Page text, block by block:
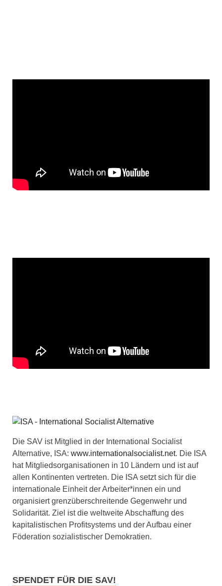
Die SAV ist Mitglied in der International Socialist
Alternative, ISA: www.internationalsocialist.net. Die ISA
hat Mitgliedsorganisationen in 10 Ländern und ist auf
allen Kontinenten vertreten. Die ISA setzt sich für die
internationale Einheit der Arbeiter*innen ein und
organisiert grenzüberschreitende Gegenwehr und
Solidarität. Ziel ist die weltweite Abschaffung des
kapitalistischen Profitsystems und der Aufbau einer
Föderation sozialistischer Demokratien.
SPENDET FÜR DIE SAV!